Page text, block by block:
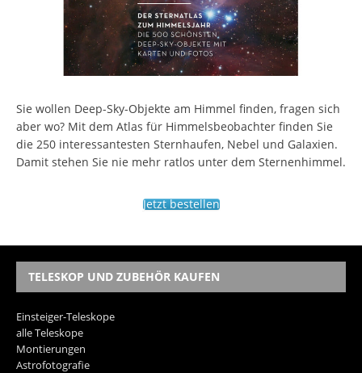
Sie wollen Deep-Sky-Objekte am Himmel finden, fragen sich
aber wo? Mit dem Atlas für Himmelsbeobachter finden Sie
die 250 interessantesten Sternhaufen, Nebel und Galaxien.
Damit stehen Sie nie mehr ratlos unter dem Sternenhimmel.
Jetzt bestellen
TELESKOP UND ZUBEHÖR KAUFEN
Einsteiger-Teleskope
alle Teleskope
Montierungen
Astrofotografie